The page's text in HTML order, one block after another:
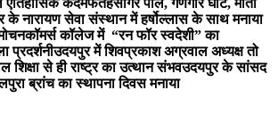
ऐतिहासिक कदमफतहसागर पाल, गणगौर घाट, मोती
के नारायण सेवा संस्थान में हर्षोल्लास के साथ मनाया
कॉमर्स कॉलेज में “रन फॉर स्वदेशी” का
प्रदर्शनीउदयपुर में शिवप्रकाश अग्रवाल अध्यक्ष तो
शिक्षा से ही राष्ट्र का उत्थान संभवउदयपुर के सांसद
ब्रांच का स्थापना दिवस मनाया